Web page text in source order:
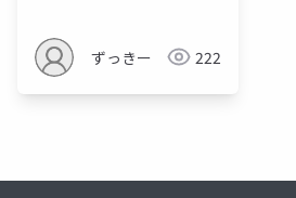
ずっきー 222